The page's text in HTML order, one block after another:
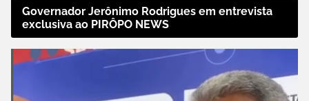
Governador Jerônimo Rodrigues em entrevista
exclusiva ao PIRÔPO NEWS